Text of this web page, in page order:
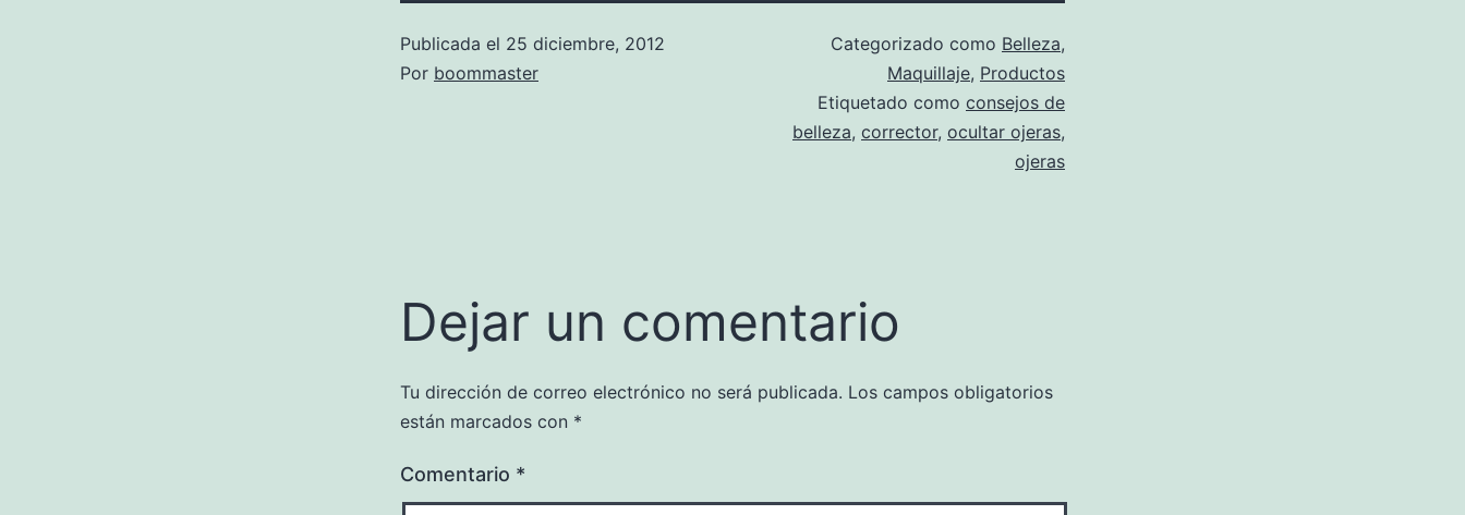
Publicada el 25 diciembre, 2012
Por boommaster
Categorizado como Belleza,
Maquillaje, Productos
Etiquetado como consejos de
belleza, corrector, ocultar ojeras,
ojeras
Dejar un comentario
Tu dirección de correo electrónico no será publicada. Los campos obligatorios
están marcados con *
Comentario *